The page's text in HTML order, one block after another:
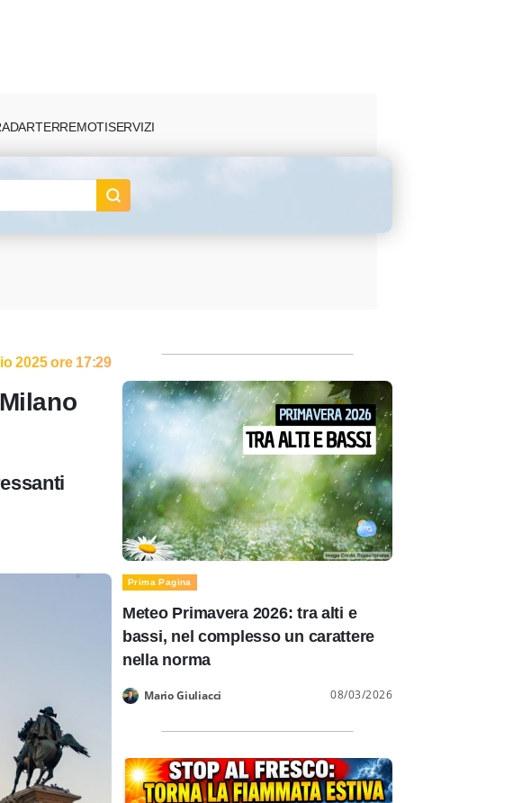
TERREMOTISERVIZI
2025 ore 17:29
Prima Pagina
Meteo Primavera 2026: tra alti e
bassi, nel complesso un carattere
nella norma
Mario Giuliacci 08/03/2026